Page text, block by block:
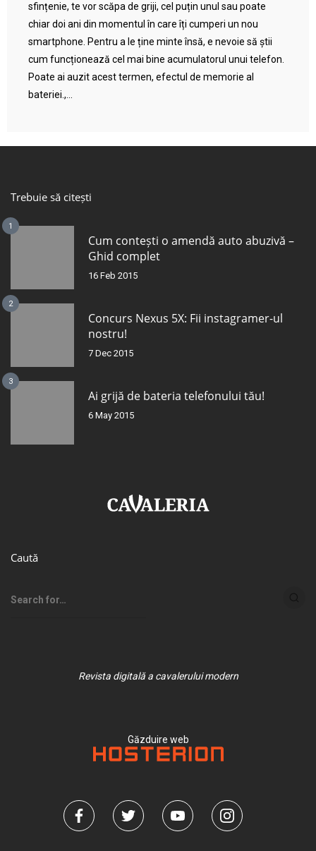
sfințenie, te vor scăpa de griji, cel puțin unul sau poate
chiar doi ani din momentul în care îți cumperi un nou
smartphone. Pentru a le ține minte însă, e nevoie să știi
cum funcționează cel mai bine acumulatorul unui telefon.
Poate ai auzit acest termen, efectul de memorie al
bateriei.,...
Trebuie să citești
1
Cum contești o amendă auto abuzivă –
Ghid complet
16 Feb 2015
2
Concurs Nexus 5X: Fii instagramer-ul
nostru!
7 Dec 2015
3
Ai grijă de bateria telefonului tău!
6 May 2015
Caută
Revista digitală a cavalerului modern
Găzduire web